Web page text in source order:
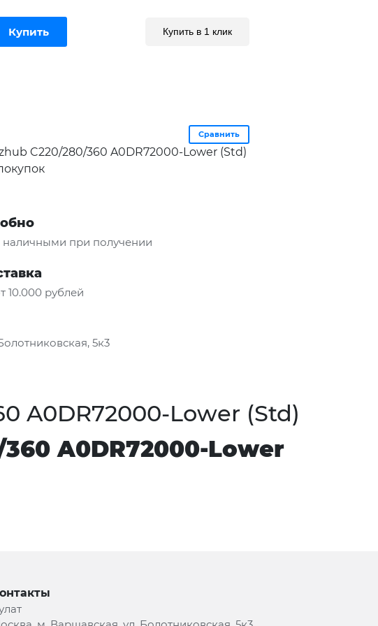
Купить в 1 клик
Сравнить
C220/280/360 A0DR72000-Lower (Std)
при получении
10.000 рублей
5к3
A0DR72000-Lower (Std)
A0DR72000-Lower